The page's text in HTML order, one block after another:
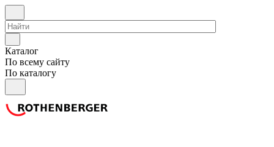
Каталог
По всему сайту
По каталогу